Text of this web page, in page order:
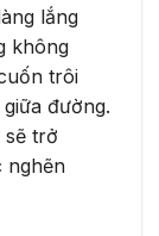
lắng
không
trôi
đường.
sẽ trở
nghẽn